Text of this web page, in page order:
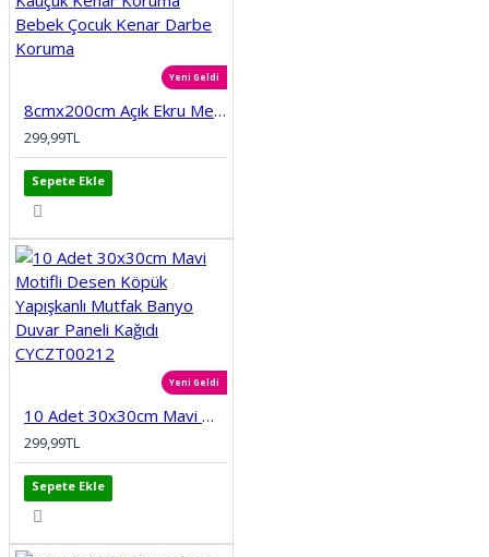
Yeni Geldi
8cmx200cm Açık Ekru Meva Kendinden Yapışkanlı Kauçuk Kenar Koruma Bebek Çocuk Kenar Darbe Koruma
299,99TL
Sepete Ekle
Yeni Geldi
10 Adet 30x30cm Mavi Motifli Desen Köpük Yapışkanlı Mutfak Banyo Duvar Paneli Kağıdı CYCZT00212
299,99TL
Sepete Ekle